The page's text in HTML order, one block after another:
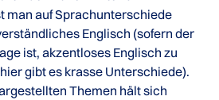
man auf Sprachunterschiede
Englisch (sofern der
ist, akzentloses Englisch zu
gibt es krasse Unterschiede).
Themen hält sich